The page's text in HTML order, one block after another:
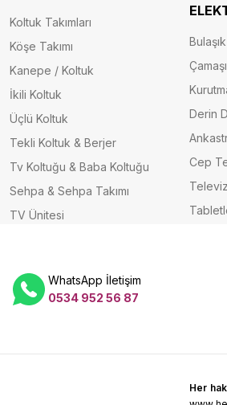
Koltuk Takımları
Köşe Takımı
Kanepe / Koltuk
İkili Koltuk
Üçlü Koltuk
Tekli Koltuk & Berjer
Tv Koltuğu & Baba Koltuğu
Sehpa & Sehpa Takımı
TV Ünitesi
Derin
Cep
WhatsApp İletişim
0534 952 56 87
Her